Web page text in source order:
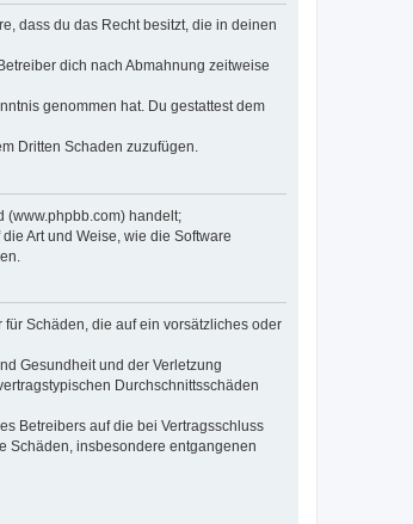
dass du das Recht besitzt, die in deinen
dich nach Abmahnung zeitweise
genommen hat. Du gestattest dem
Dritten Schaden zuzufügen.
(www.phpbb.com) handelt;
Art und Weise, wie die Software
Schäden, die auf ein vorsätzliches oder
Gesundheit und der Verletzung
Durchschnittsschäden
Betreibers auf die bei Vertragsschluss
Schäden, insbesondere entgangenen